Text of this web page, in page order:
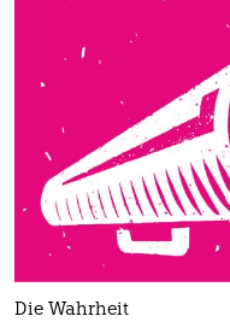
Die Wahrheit